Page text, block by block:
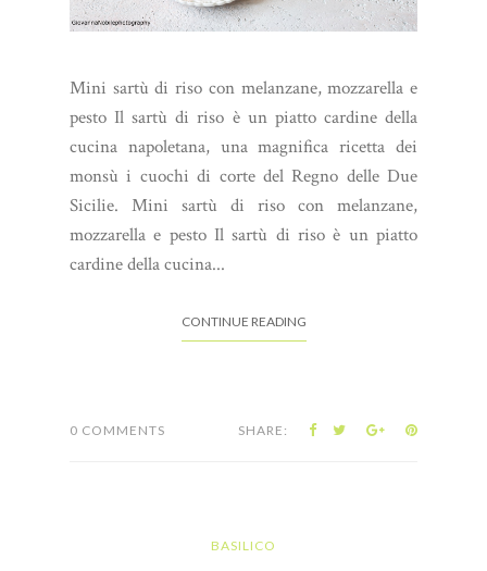
Mini sartù di riso con melanzane, mozzarella e
pesto Il sartù di riso è un piatto cardine della
cucina napoletana, una magnifica ricetta dei
monsù i cuochi di corte del Regno delle Due
Sicilie. Mini sartù di riso con melanzane,
mozzarella e pesto Il sartù di riso è un piatto
cardine della cucina...
CONTINUE READING
0 COMMENTS SHARE:
BASILICO